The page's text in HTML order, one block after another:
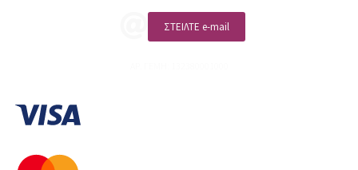
ΣΤΕΙΛΤΕ e-mail